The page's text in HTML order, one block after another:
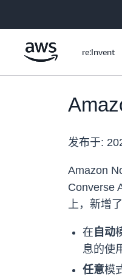
re:Invent
发布于:
Amazon
Converse
上，新增
在 自动
息的使
任意模